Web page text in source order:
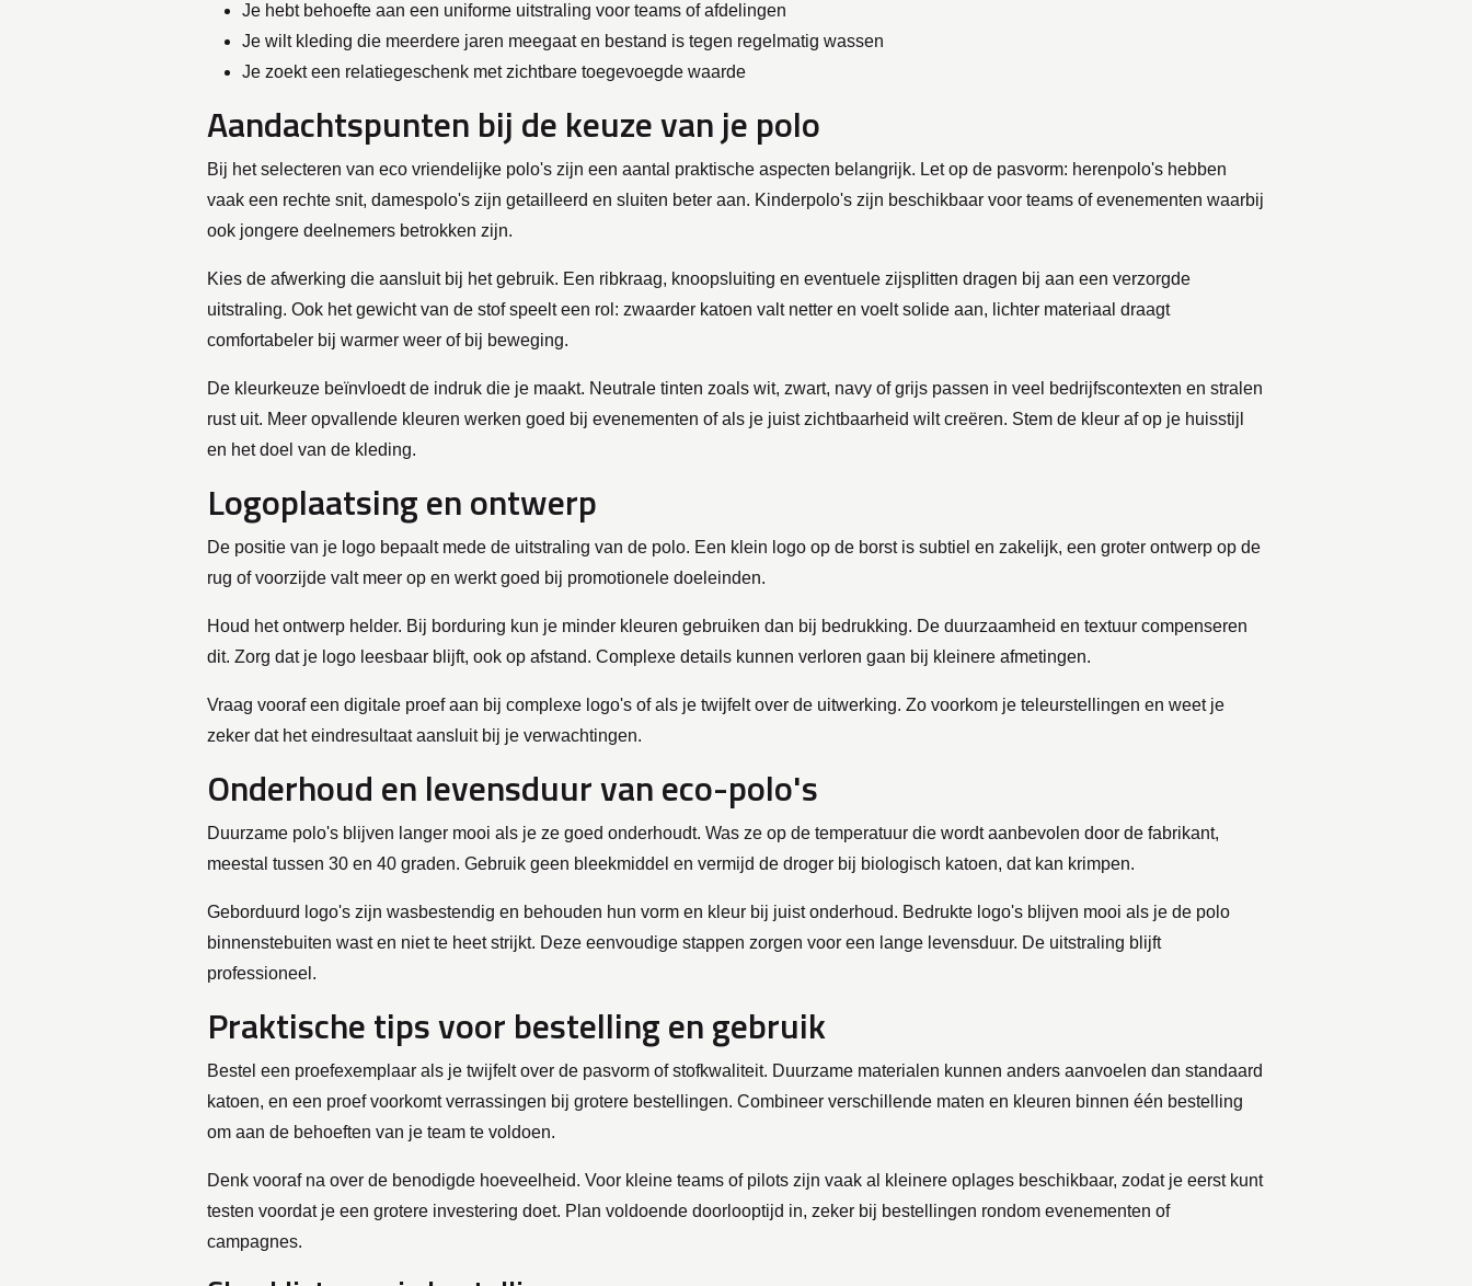
Je hebt behoefte aan een uniforme uitstraling voor teams of afdelingen
Je wilt kleding die meerdere jaren meegaat en bestand is tegen regelmatig wassen
Je zoekt een relatiegeschenk met zichtbare toegevoegde waarde
Aandachtspunten bij de keuze van je polo
Bij het selecteren van eco vriendelijke polo's zijn een aantal praktische aspecten belangrijk. Let op de pasvorm: herenpolo's hebben
vaak een rechte snit, damespolo's zijn getailleerd en sluiten beter aan. Kinderpolo's zijn beschikbaar voor teams of evenementen waarbij
ook jongere deelnemers betrokken zijn.
Kies de afwerking die aansluit bij het gebruik. Een ribkraag, knoopsluiting en eventuele zijsplitten dragen bij aan een verzorgde
uitstraling. Ook het gewicht van de stof speelt een rol: zwaarder katoen valt netter en voelt solide aan, lichter materiaal draagt
comfortabeler bij warmer weer of bij beweging.
De kleurkeuze beïnvloedt de indruk die je maakt. Neutrale tinten zoals wit, zwart, navy of grijs passen in veel bedrijfscontexten en stralen
rust uit. Meer opvallende kleuren werken goed bij evenementen of als je juist zichtbaarheid wilt creëren. Stem de kleur af op je huisstijl
en het doel van de kleding.
Logoplaatsing en ontwerp
De positie van je logo bepaalt mede de uitstraling van de polo. Een klein logo op de borst is subtiel en zakelijk, een groter ontwerp op de
rug of voorzijde valt meer op en werkt goed bij promotionele doeleinden.
Houd het ontwerp helder. Bij borduring kun je minder kleuren gebruiken dan bij bedrukking. De duurzaamheid en textuur compenseren
dit. Zorg dat je logo leesbaar blijft, ook op afstand. Complexe details kunnen verloren gaan bij kleinere afmetingen.
Vraag vooraf een digitale proef aan bij complexe logo's of als je twijfelt over de uitwerking. Zo voorkom je teleurstellingen en weet je
zeker dat het eindresultaat aansluit bij je verwachtingen.
Onderhoud en levensduur van eco-polo's
Duurzame polo's blijven langer mooi als je ze goed onderhoudt. Was ze op de temperatuur die wordt aanbevolen door de fabrikant,
meestal tussen 30 en 40 graden. Gebruik geen bleekmiddel en vermijd de droger bij biologisch katoen, dat kan krimpen.
Geborduurd logo's zijn wasbestendig en behouden hun vorm en kleur bij juist onderhoud. Bedrukte logo's blijven mooi als je de polo
binnenstebuiten wast en niet te heet strijkt. Deze eenvoudige stappen zorgen voor een lange levensduur. De uitstraling blijft
professioneel.
Praktische tips voor bestelling en gebruik
Bestel een proefexemplaar als je twijfelt over de pasvorm of stofkwaliteit. Duurzame materialen kunnen anders aanvoelen dan standaard
katoen, en een proef voorkomt verrassingen bij grotere bestellingen. Combineer verschillende maten en kleuren binnen één bestelling
om aan de behoeften van je team te voldoen.
Denk vooraf na over de benodigde hoeveelheid. Voor kleine teams of pilots zijn vaak al kleinere oplages beschikbaar, zodat je eerst kunt
testen voordat je een grotere investering doet. Plan voldoende doorlooptijd in, zeker bij bestellingen rondom evenementen of
campagnes.